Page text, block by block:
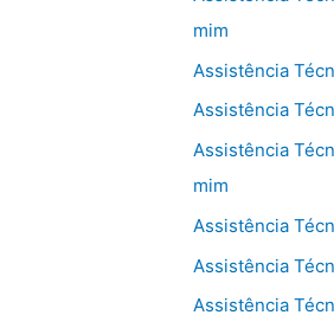
mim
Assistência
Assistência
Assistência
mim
Assistência
Assistência
Assistência